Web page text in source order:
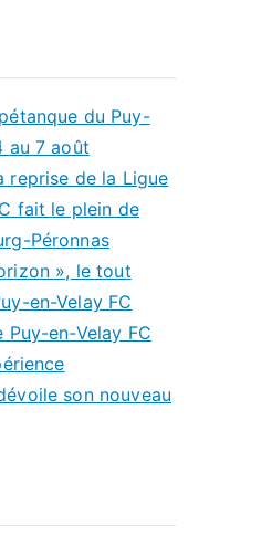
du Puy-
au 7 août
reprise de la Ligue
fait le plein de
Péronnas
», le tout
en-Velay FC
en-Velay FC
son nouveau